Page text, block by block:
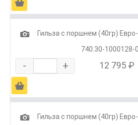
1
Гильза с поршнем (40гр)
740.30-1000128-
- + 12 795 ₽
Ä
1
Гильза с поршнем (40гр)